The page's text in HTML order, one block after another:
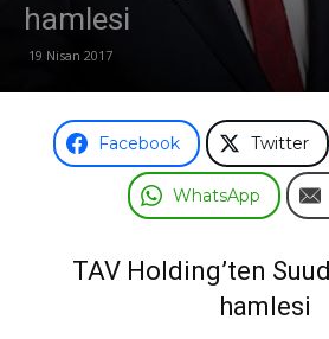
hamlesi
19 Nisan 2017
Facebook Twitter
WhatsApp
TAV Holding’ten
hamlesi